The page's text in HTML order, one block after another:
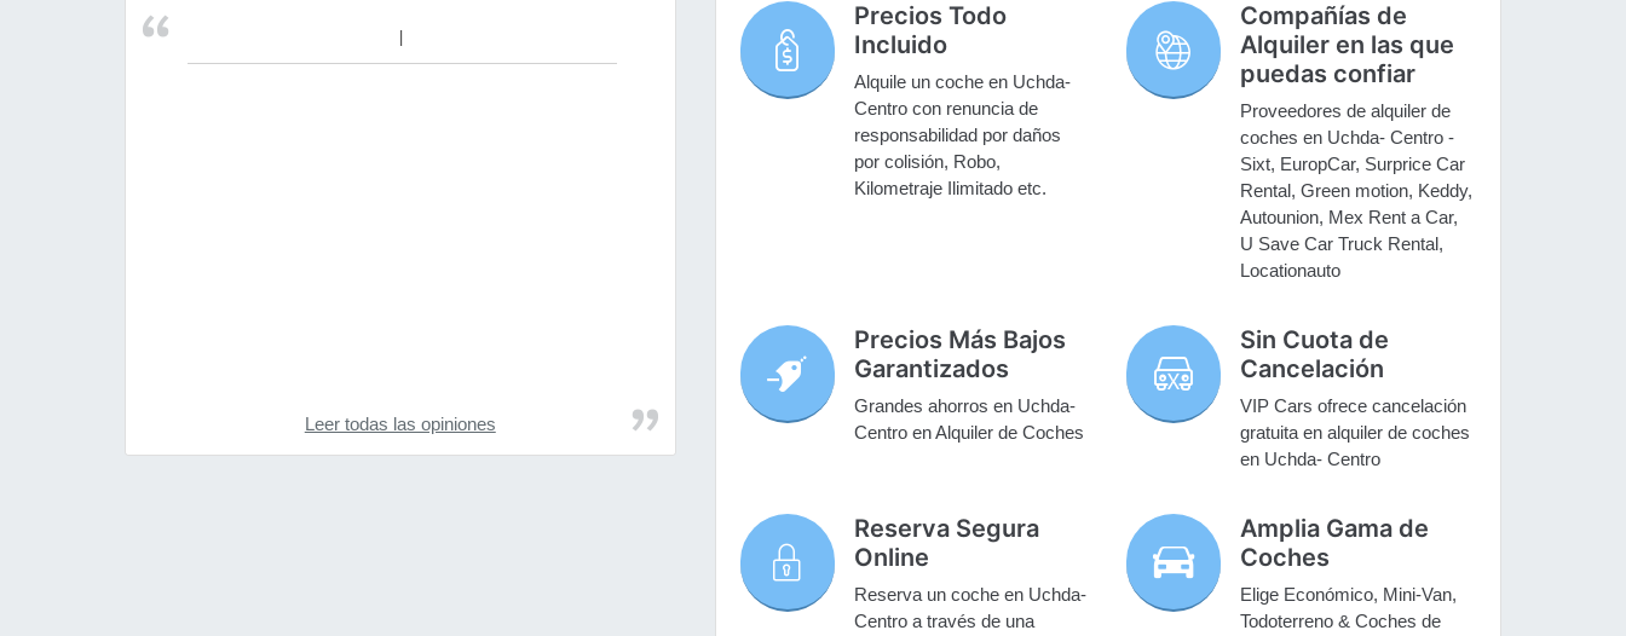
Leer todas las opiniones
Precios Todo
Incluido
Alquile un coche en Uchda-
Centro con renuncia de
responsabilidad por daños
por colisión, Robo,
Kilometraje Ilimitado etc.
Compañías de
Alquiler en las que
puedas confiar
Proveedores de alquiler de
coches en Uchda- Centro -
Sixt, EuropCar, Surprice Car
Rental, Green motion, Keddy,
Autounion, Mex Rent a Car,
U Save Car Truck Rental,
Locationauto
Precios Más Bajos
Garantizados
Grandes ahorros en Uchda-
Centro en Alquiler de Coches
Sin Cuota de
Cancelación
VIP Cars ofrece cancelación
gratuita en alquiler de coches
en Uchda- Centro
Reserva Segura
Online
Reserva un coche en Uchda-
Centro a través de una
Amplia Gama de
Coches
Elige Económico, Mini-Van,
Todoterreno & Coches de